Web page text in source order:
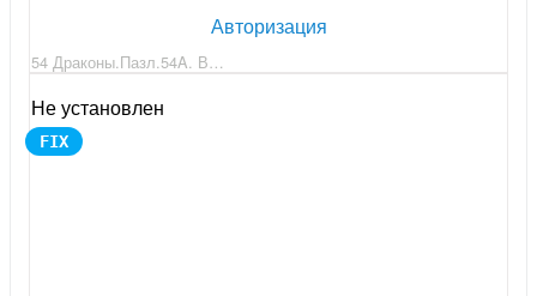
Авторизация
54 Драконы.Пазл.54A. В…
Не установлен
FIX